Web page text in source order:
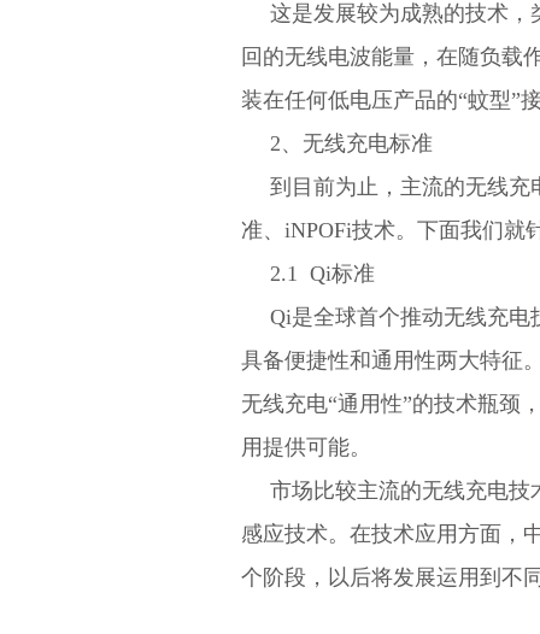
这是发展较为成熟的技术，
回的无线电波能量，在随负载
装在任何低电压产品的“蚊型”
2、无线充电标准
到目前为止，主流的无线充
准、iNPOFi技术。下面我们就
2.1 Qi标准
Qi是全球首个推动无线充电
具备便捷性和通用性两大特征
无线充电“通用性”的技术瓶颈
用提供可能。
市场比较主流的无线充电
感应技术。在技术应用方面，
个阶段，以后将发展运用到不